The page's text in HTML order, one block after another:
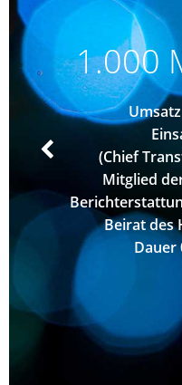
1.000
(Chief
Mitglied
Beirat des
Dauer